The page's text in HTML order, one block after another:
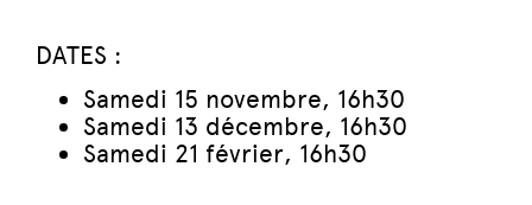
DATES :
Samedi 15 novembre, 16h30
Samedi 13 décembre, 16h30
Samedi 21 février, 16h30